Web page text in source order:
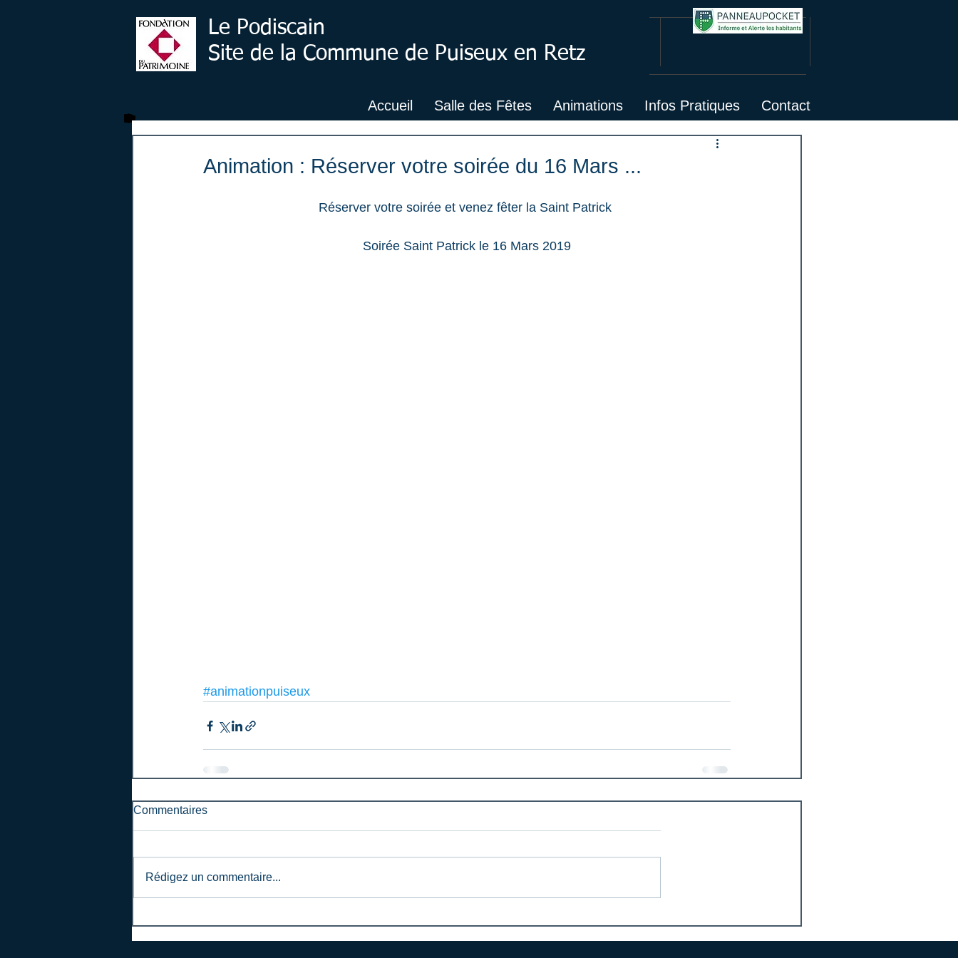
Le Podiscain
Site de la Commune de Puiseux en Retz
Accueil Salle des Fêtes Animations Infos Pratiques Contact
Animation : Réserver votre soirée du 16 Mars ...
Réserver votre soirée et venez fêter la Saint Patrick
Soirée Saint Patrick le 16 Mars 2019
#animationpuiseux
Commentaires
Rédigez un commentaire...